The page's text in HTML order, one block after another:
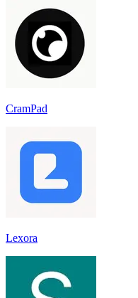
CramPad
Lexora